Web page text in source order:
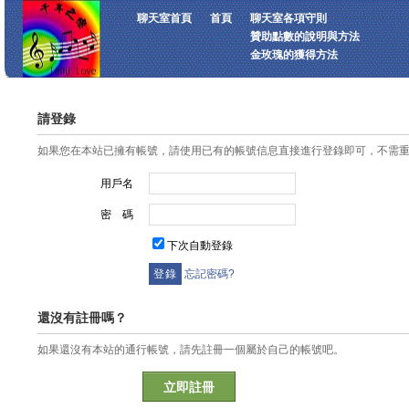
聊天室首頁 首頁
聊天室各項守則
贊助點數的說明與方法
金玫瑰的獲得方法
請登錄
如果您在本站已擁有帳號，請使用已有的帳號信息直接進行登錄即可，不需
用戶名
密 碼
下次自動登錄
忘記密碼?
還沒有註冊嗎？
如果還沒有本站的通行帳號，請先註冊一個屬於自己的帳號吧。
立即註冊